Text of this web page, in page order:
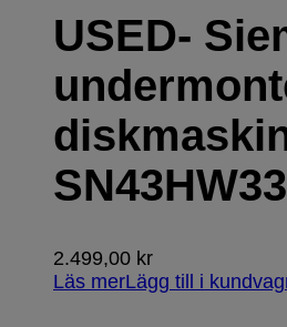
USED-
2.499,00 kr
Läs merLägg till i